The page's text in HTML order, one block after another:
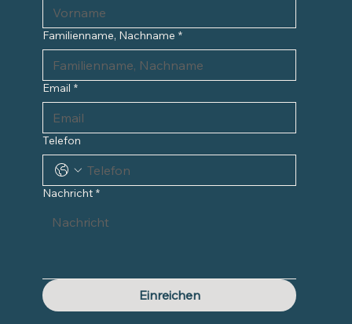
Familienname, Nachname *
Email *
Telefon
Nachricht *
Einreichen